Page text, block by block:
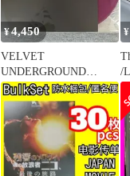
¥4,450
VELVET
UNDERGROUND
WHITE LIGHTWHITE
HEAT
¥
/